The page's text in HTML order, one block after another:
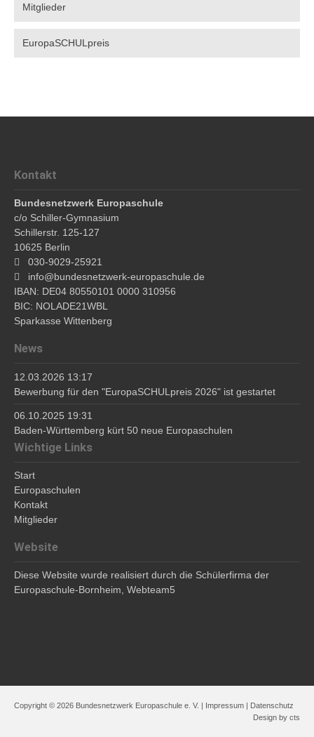
Mitglieder
EuropaSCHULpreis
Kontakt
Bundesnetzwerk Europaschule
c/o Schiller-Gymnasium
Schillerstr. 125-127
10625 Berlin
030-9029-25921
info@bundesnetzwerk-europaschule.de
IBAN: DE04 80550101 0000 310956
BIC: NOLADE21WBL
Sparkasse Wittenberg
News
12.03.2026 13:17
Bewerbung für den "EuropaSCHULpreis 2026" ist gestartet
06.10.2025 19:31
Baden-Württemberg kürt 50 neue Europaschulen
Wichtige Links
Start
Europaschulen
Kontakt
Mitglieder
Website
Diese Website wurde realisiert durch die Schülerfirma der
Europaschule-Bornheim, Webteam5
Copyright © 2026 Bundesnetzwerk Europaschule e. V. | Impressum
Datenschutz
Design by cts